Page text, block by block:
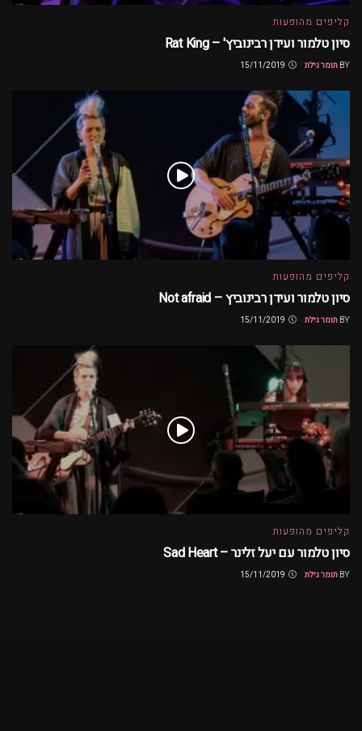
קליפים מהופעות
סיון טלמור ועידן רבינוביץ' – Rat King
BY תומר גילת
קליפים מהופעות
סיון טלמור ועידן רבינוביץ – Not afraid
BY תומר גילת
קליפים מהופעות
סיון טלמור עם יעל זלינר – Sad Heart
BY תומר גילת